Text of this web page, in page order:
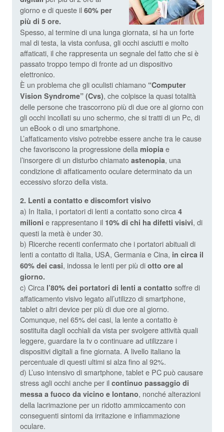
giorno e di queste il 60% per
più di 5 ore.
Spesso, al termine di una lunga giornata, si ha un forte
mal di testa, la vista confusa, gli occhi asciutti e molto
affaticati, il che rappresenta un segnale del fatto che si è
passato troppo tempo di fronte ad un dispositivo
elettronico.
È un problema che gli oculisti chiamano “Computer
Vision Syndrome” (Cvs), che colpisce la quasi totalità
delle persone che trascorrono più di due ore al giorno con
gli occhi incollati su uno schermo, che si tratti di un Pc, di
un eBook o di uno smartphone.
L’affaticamento visivo potrebbe essere anche tra le cause
che favoriscono la progressione della miopia e
l’insorgere di un disturbo chiamato astenopia, una
condizione di affaticamento oculare determinato da un
eccessivo sforzo della vista.
2. Lenti a contatto e discomfort visivo
a) In Italia, i portatori di lenti a contatto sono circa 4
milioni e rappresentano il 10% di chi ha difetti visivi, di
questi la metà è under 30.
b) Ricerche recenti confermato che i portatori abituali di
lenti a contatto di Italia, USA, Germania e Cina, in circa il
60% dei casi, indossa le lenti per più di otto ore al
giorno.
c) Circa l’80% dei portatori di lenti a contatto soffre di
affaticamento visivo legato all’utilizzo di smartphone,
tablet o altri device per più di due ore al giorno.
Comunque, nel 65% dei casi, la lente a contatto è
sostituita dagli occhiali da vista per svolgere attività quali
leggere, guardare la tv o continuare ad utilizzare i
dispositivi digitali a fine giornata. A livello italiano la
percentuale di questi ultimi si alza fino al 92%.
d) L’uso intensivo di smartphone, tablet e PC può causare
stress agli occhi anche per il continuo passaggio di
messa a fuoco da vicino e lontano, nonché alterazioni
della lacrimazione per un ridotto ammiccamento con
conseguenti sintomi da irritazione e infiammazione
oculare.